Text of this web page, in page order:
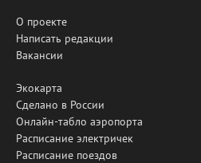
О проекте
Написать редакции
Вакансии
Экокарта
Сделано в России
Онлайн-табло аэропорта
Расписание электричек
Расписание поездов